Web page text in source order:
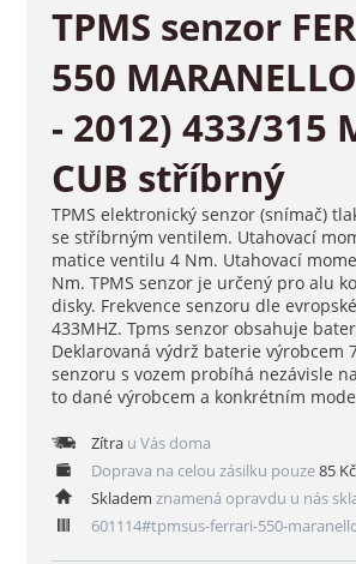
TPMS senzor
550
- 2012) 433/315
CUB stříbrný
TPMS elektronický senzor (snímač)
se stříbrným ventilem. Utahovací
matice ventilu 4 Nm. Utahovací
Nm. TPMS senzor je určený pro alu
disky. Frekvence senzoru dle
433MHZ. Tpms senzor obsahuje
Deklarovaná výdrž baterie výrobcem
senzoru s vozem probíhá nezávisle
to dané výrobcem a konkrétním
Zítrau Vás doma
Doprava na celou zásilku pouze85 Kč
Skladem znamená opravdu u nás
601114#tpmsus-ferrari-550-